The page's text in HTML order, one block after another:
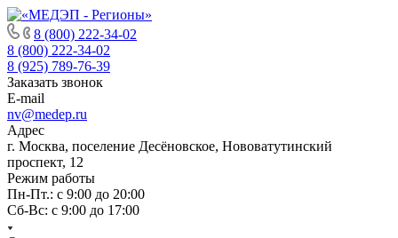
8 (800) 222-34-02
8 (800) 222-34-02
8 (925) 789-76-39
Заказать звонок
E-mail
nv@medep.ru
Адрес
г. Москва, поселение Десёновское, Нововатутинский
проспект, 12
Режим работы
Пн-Пт.: с 9:00 до 20:00
Cб-Вс: с 9:00 до 17:00